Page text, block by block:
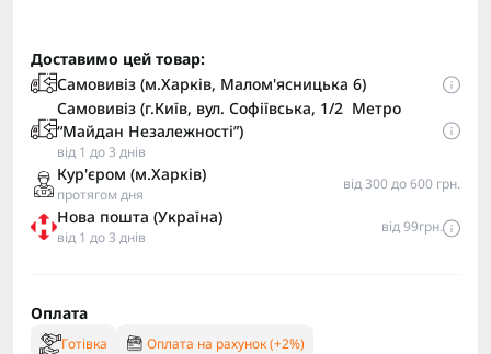
Доставимо цей товар:
Самовивіз (м.Харків, Малом'ясницька 6)
Самовивіз (г.Київ, вул. Софіївська, 1/2 Метро
“Майдан Незалежності”)
від 1 до 3 днів
Кур'єром (м.Харків)
протягом дня
від 300 до 600 грн.
Нова пошта (Україна)
від 1 до 3 днів
від 99грн.
Оплата
Готівка Оплата на рахунок (+2%)